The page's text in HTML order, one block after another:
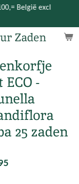
Zaden
België excl
-
25 zaden